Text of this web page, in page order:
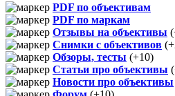
PDF по объективам
PDF по маркам
Отзывы на объективы
Снимки с объективов
Обзоры, тесты (+10)
Статьи про объективы
Новости про объективы